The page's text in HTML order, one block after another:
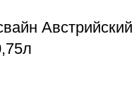
Австрийский